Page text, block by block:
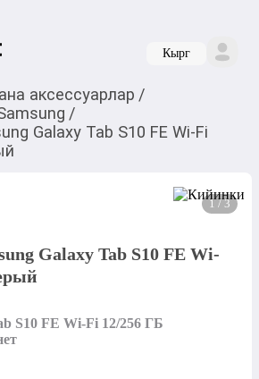
Кырг
аксессуарлар /
/
Galaxy Tab S10 FE Wi-Fi
1 / 3
Galaxy Tab S10 FE Wi-
S10 FE Wi-Fi 12/256 ГБ